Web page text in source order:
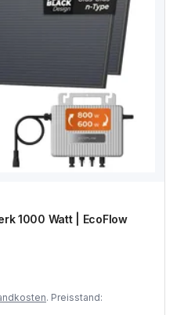
1000 Watt | EcoFlow
. Preisstand: